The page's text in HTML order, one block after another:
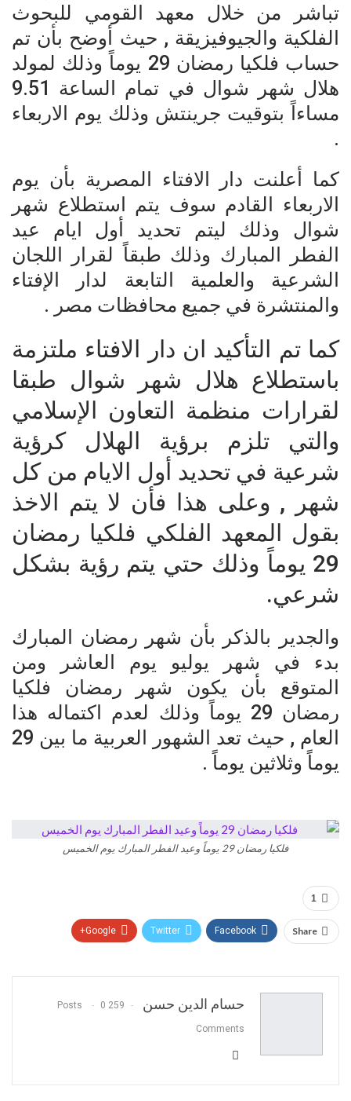
تباشر من خلال معهد القومي للبحوث
الفلكية والجيوفيزيقة , حيث أوضح بأن تم
حساب فلكيا رمضان 29 يوماً وذلك لمولد
هلال شهر شوال في تمام الساعة 9.51
مساءاً بتوقيت جرينتش وذلك يوم الاربعاء
.
كما أعلنت دار الافتاء المصرية بأن يوم
الاربعاء القادم سوف يتم استطلاع شهر
شوال وذلك ليتم تحديد أول ايام عيد
الفطر المبارك وذلك طبقاً لقرار اللجان
الشرعية والعلمية التابعة لدار الإفتاء
والمنتشرة في جميع محافظات مصر .
كما تم التأكيد ان دار الافتاء ملتزمة
باستطلاع هلال شهر شوال طبقا
لقرارات منظمة التعاون الإسلامي
والتي تلزم برؤية الهلال كرؤية
شرعية في تحديد أول الايام من كل
شهر , وعلى هذا فأن لا يتم الاخذ
بقول المعهد الفلكي فلكيا رمضان
29 يوماً وذلك حتي يتم رؤية بشكل
شرعي.
والجدير بالذكر بأن شهر رمضان المبارك
بدء في شهر يوليو يوم العاشر ومن
المتوقع بأن يكون شهر رمضان فلكيا
رمضان 29 يوماً وذلك لعدم اكتماله هذا
العام , حيث تعد الشهور العربية ما بين 29
يوماً وثلاثين يوماً .
فلكيا رمضان 29 يوماً وعيد الفطر المبارك يوم الخميس
1
Share
Facebook
Twitter
Google+
حسام الدين حسن 259 Posts
0
Comments